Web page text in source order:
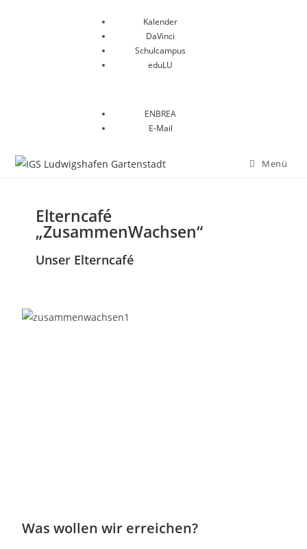
Kalender
DaVinci
Schulcampus
eduLU
ENBREA
E-Mail
Menü
Elterncafé
„ZusammenWachsen“
Unser Elterncafé
Was wollen wir erreichen?